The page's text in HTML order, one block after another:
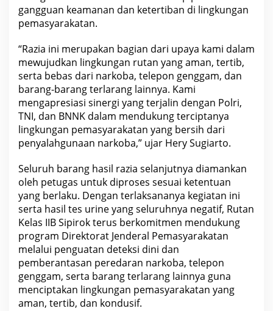
N
G
A
N
gangguan keamanan dan ketertiban di lingkungan
pemasyarakatan.
“Razia ini merupakan bagian dari upaya kami dalam
mewujudkan lingkungan rutan yang aman, tertib,
serta bebas dari narkoba, telepon genggam, dan
barang-barang terlarang lainnya. Kami
mengapresiasi sinergi yang terjalin dengan Polri,
TNI, dan BNNK dalam mendukung terciptanya
lingkungan pemasyarakatan yang bersih dari
penyalahgunaan narkoba,” ujar Hery Sugiarto.
Seluruh barang hasil razia selanjutnya diamankan
oleh petugas untuk diproses sesuai ketentuan
yang berlaku. Dengan terlaksananya kegiatan ini
serta hasil tes urine yang seluruhnya negatif, Rutan
Kelas IIB Sipirok terus berkomitmen mendukung
program Direktorat Jenderal Pemasyarakatan
melalui penguatan deteksi dini dan
pemberantasan peredaran narkoba, telepon
genggam, serta barang terlarang lainnya guna
menciptakan lingkungan pemasyarakatan yang
aman, tertib, dan kondusif.